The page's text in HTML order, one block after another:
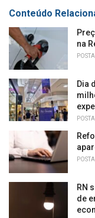
:Conteúdo
na
Dia
RN
de